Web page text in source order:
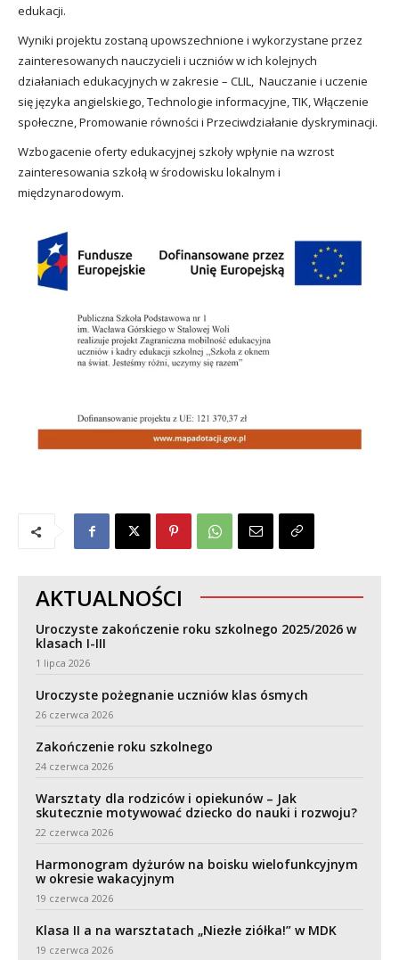
edukacji.
Wyniki projektu zostaną upowszechnione i wykorzystane przez
zainteresowanych nauczycieli i uczniów w ich kolejnych
działaniach edukacyjnych w zakresie – CLIL, Nauczanie i uczenie
się języka angielskiego, Technologie informacyjne, TIK, Włączenie
społeczne, Promowanie równości i Przeciwdziałanie dyskryminacji.
Wzbogacenie oferty edukacyjnej szkoły wpłynie na wzrost
zainteresowania szkołą w środowisku lokalnym i
międzynarodowym.
AKTUALNOŚCI
Uroczyste zakończenie roku szkolnego 2025/2026 w
klasach I-III
1 lipca 2026
Uroczyste pożegnanie uczniów klas ósmych
26 czerwca 2026
Zakończenie roku szkolnego
24 czerwca 2026
Warsztaty dla rodziców i opiekunów – Jak
skutecznie motywować dziecko do nauki i rozwoju?
22 czerwca 2026
Harmonogram dyżurów na boisku wielofunkcyjnym
w okresie wakacyjnym
19 czerwca 2026
Klasa II a na warsztatach „Niezłe ziółka!” w MDK
19 czerwca 2026